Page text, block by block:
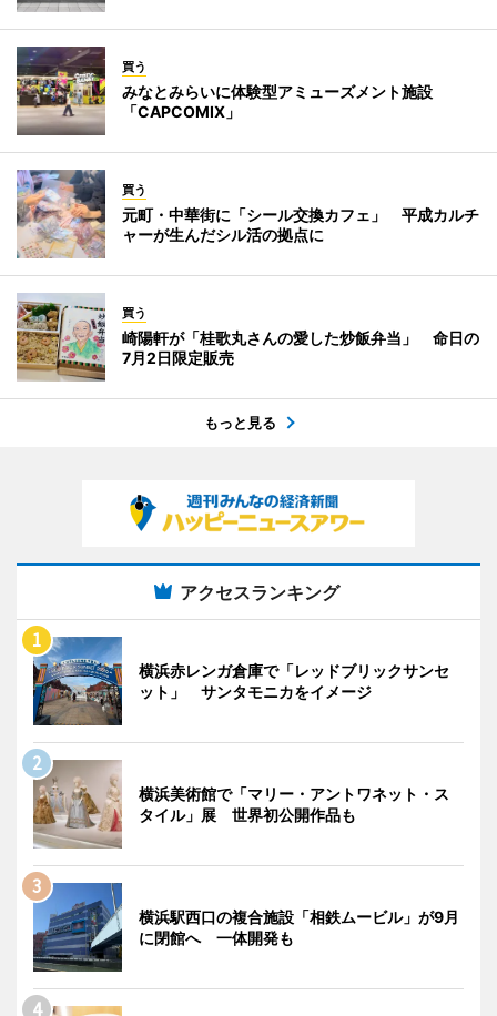
買う
みなとみらいに体験型アミューズメント施設
「CAPCOMIX」
買う
元町・中華街に「シール交換カフェ」 平成カルチ
ャーが生んだシル活の拠点に
買う
崎陽軒が「桂歌丸さんの愛した炒飯弁当」 命日の
7月2日限定販売
もっと見る
アクセスランキング
横浜赤レンガ倉庫で「レッドブリックサンセ
ット」 サンタモニカをイメージ
横浜美術館で「マリー・アントワネット・ス
タイル」展 世界初公開作品も
横浜駅西口の複合施設「相鉄ムービル」が9月
に閉館へ 一体開発も